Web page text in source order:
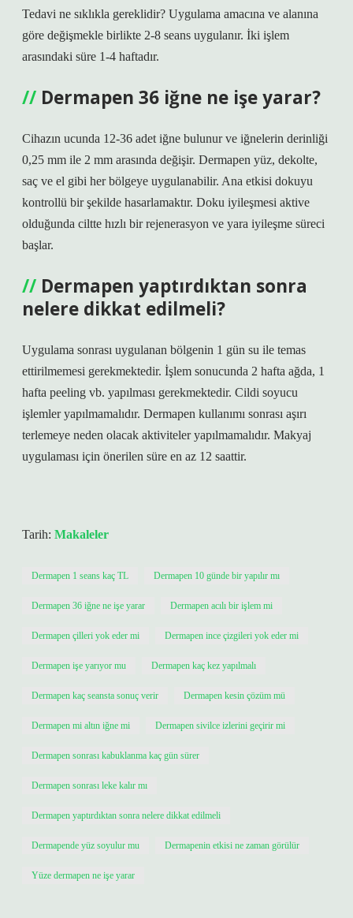
Tedavi ne sıklıkla gereklidir? Uygulama amacına ve alanına
göre değişmekle birlikte 2-8 seans uygulanır. İki işlem
arasındaki süre 1-4 haftadır.
Dermapen 36 iğne ne işe yarar?
Cihazın ucunda 12-36 adet iğne bulunur ve iğnelerin derinliği
0,25 mm ile 2 mm arasında değişir. Dermapen yüz, dekolte,
saç ve el gibi her bölgeye uygulanabilir. Ana etkisi dokuyu
kontrollü bir şekilde hasarlamaktır. Doku iyileşmesi aktive
olduğunda ciltte hızlı bir rejenerasyon ve yara iyileşme süreci
başlar.
Dermapen yaptırdıktan sonra
nelere dikkat edilmeli?
Uygulama sonrası uygulanan bölgenin 1 gün su ile temas
ettirilmemesi gerekmektedir. İşlem sonucunda 2 hafta ağda, 1
hafta peeling vb. yapılması gerekmektedir. Cildi soyucu
işlemler yapılmamalıdır. Dermapen kullanımı sonrası aşırı
terlemeye neden olacak aktiviteler yapılmamalıdır. Makyaj
uygulaması için önerilen süre en az 12 saattir.
Tarih: Makaleler
Dermapen 1 seans kaç TL Dermapen 10 günde bir yapılır mı
Dermapen 36 iğne ne işe yarar Dermapen acılı bir işlem mi
Dermapen çilleri yok eder mi Dermapen ince çizgileri yok eder mi
Dermapen işe yarıyor mu Dermapen kaç kez yapılmalı
Dermapen kaç seansta sonuç verir Dermapen kesin çözüm mü
Dermapen mi altın iğne mi Dermapen sivilce izlerini geçirir mi
Dermapen sonrası kabuklanma kaç gün sürer
Dermapen sonrası leke kalır mı
Dermapen yaptırdıktan sonra nelere dikkat edilmeli
Dermapende yüz soyulur mu Dermapenin etkisi ne zaman görülür
Yüze dermapen ne işe yarar